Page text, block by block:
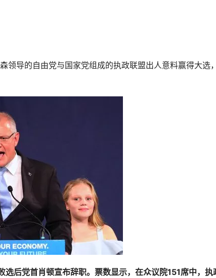
领导的自由党与国家党组成的执政联盟出人意料赢得大选
后党首肖顿宣布辞职。票数显示，在众议院151席中，执